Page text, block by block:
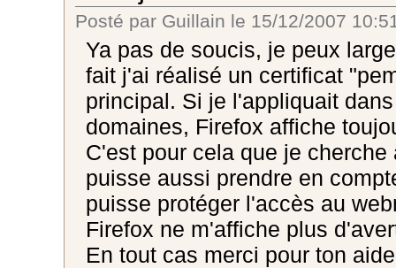
Posté par Guillain le 15/12/2007
Ya pas de soucis, je peux
fait j'ai réalisé un certificat
principal. Si je l'appliquait
domaines, Firefox affiche
C'est pour cela que je
puisse aussi prendre en
puisse protéger l'accès au
Firefox ne m'affiche plus
En tout cas merci pour ton aide